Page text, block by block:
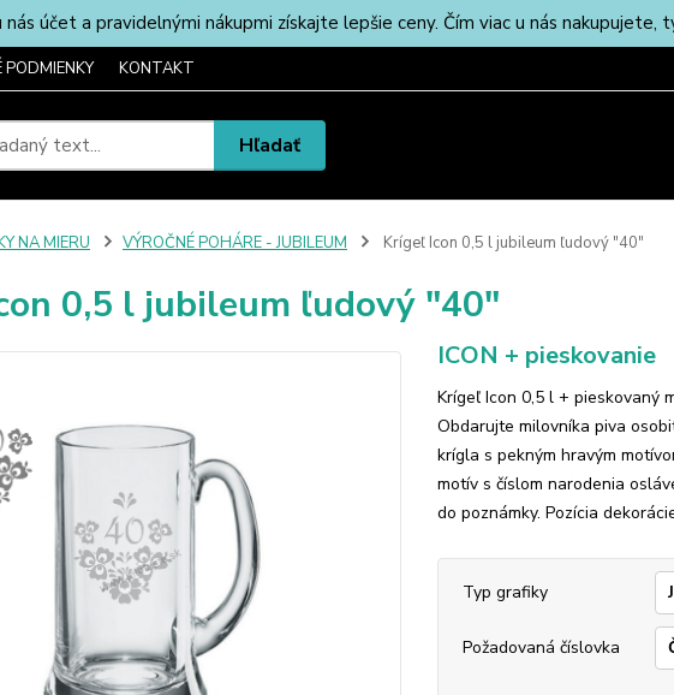
účet a pravidelnými nákupmi získajte lepšie ceny. Čím viac u nás nakupujete,
KONTAKT
Hľadať
NA MIERU VÝROČNÉ POHÁRE - JUBILEUM Krígeľ Icon 0,5 l jubileum ľudový "40"
0,5 l jubileum ľudový "40"
ICON + pieskovanie
Krígeľ Icon 0,5 l + pieskovaný
Obdarujte milovníka piva
krígla s pekným hravým
motív s číslom narodenia
do poznámky. Pozícia
Typ grafiky
Požadovaná číslovka